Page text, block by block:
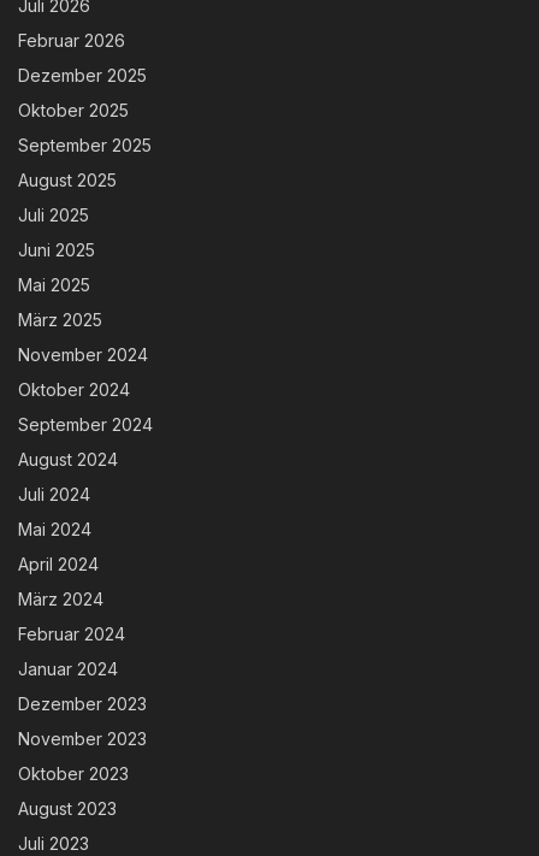
Juli 2026
Februar 2026
Dezember 2025
Oktober 2025
September 2025
August 2025
Juli 2025
Juni 2025
Mai 2025
März 2025
November 2024
Oktober 2024
September 2024
August 2024
Juli 2024
Mai 2024
April 2024
März 2024
Februar 2024
Januar 2024
Dezember 2023
November 2023
Oktober 2023
August 2023
Juli 2023